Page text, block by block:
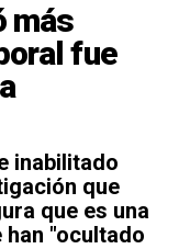
más
fue
inabilitado
que
que es una
han "ocultado